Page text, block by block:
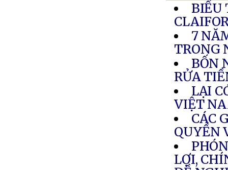
BIỂU
7
TRONG
BỐN
RỬA
LẠI
VIỆT
CÁC
QUYỀN
LỢI,